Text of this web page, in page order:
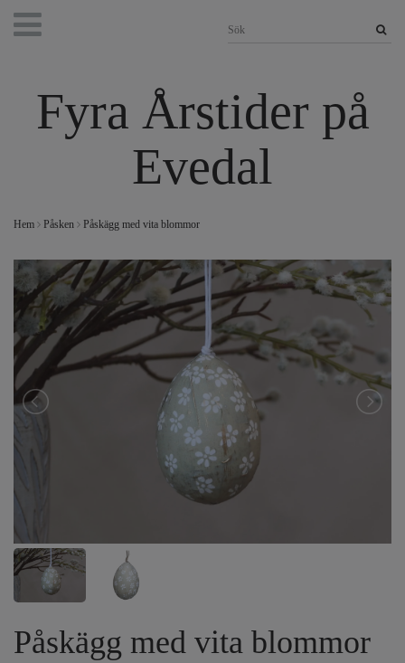
Fyra Årstider på
Evedal
Hem Påsken Påskägg med vita blommor
Påskägg med vita blommor